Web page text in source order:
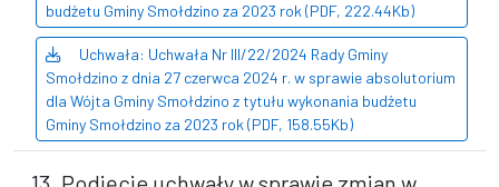
budżetu Gminy Smołdzino za 2023 rok (PDF, 222.44Kb)
Uchwała: Uchwała Nr III/22/2024 Rady Gminy
Smołdzino z dnia 27 czerwca 2024 r. w sprawie absolutorium
dla Wójta Gminy Smołdzino z tytułu wykonania budżetu
Gminy Smołdzino za 2023 rok (PDF, 158.55Kb)